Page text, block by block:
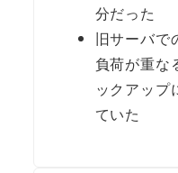
分だった
旧サーバで
負荷が重な
ックアップ
ていた